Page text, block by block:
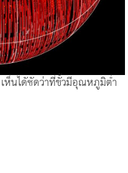
ห็นไดัชัดว่าที่ขั้วมีอุณหภูมิต่ำ